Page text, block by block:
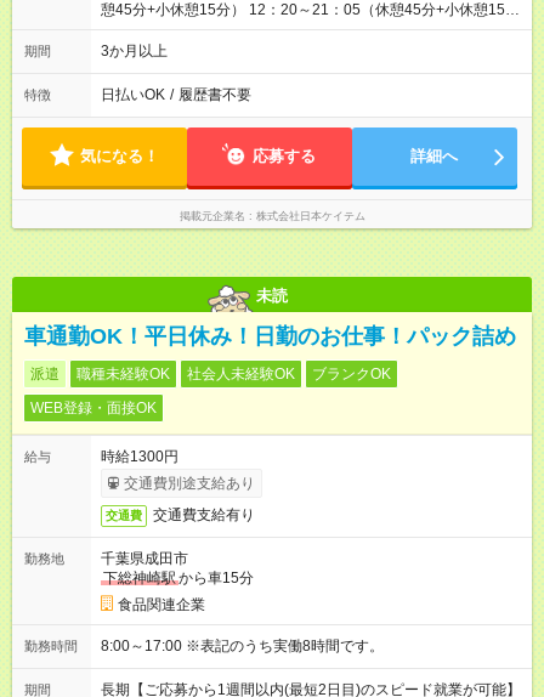
憩45分+小休憩15分） 12：20～21：05（休憩45分+小休憩15
分） ※上記いずれかのシフトで勤務 ※生産状況により月10時間
程度残業あり
期間 3か月以上
特徴 日払いOK / 履歴書不要
気になる！ 応募する 詳細へ
掲載元企業名 株式会社日本ケイテム
未読
車通勤OK！平日休み！日勤のお仕事！パック詰め
派遣 職種未経験OK 社会人未経験OK
ブランクOK
WEB登録・面接OK
給与
時給1300円
交通費別途支給あり
交通費 交通費支給有り
勤務地
千葉県成田市
下総神崎駅から車15分
食品関連企業
勤務時間 8:00～17:00 ※表記のうち実働8時間です。
期間 長期【ご応募から1週間以内(最短2日目)のスピード就業が可能】